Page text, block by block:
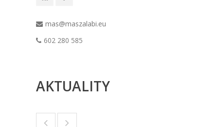
mas@maszalabi.eu
602 280 585
AKTUALITY